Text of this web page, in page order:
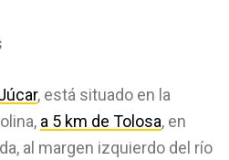
, está situado en la
a 5 km de Tolosa, en
al margen izquierdo del río